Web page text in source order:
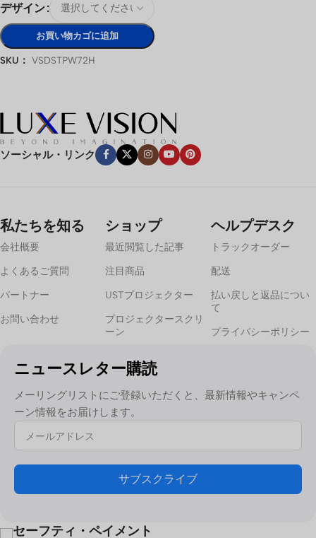
デザイン
お買い物カゴに追加
SKU： VSDSTPW72H
ソーシャル・リンク
私たちを知る
会社概要
よくあるご質問
パートナー
お問い合わせ
ショップ
最近閲覧した記事
注目商品
USTプロジェクター
プロジェクタースクリ
ーン
ヘルプデスク
トラックオーダー
配送
払い戻しと返品につい
て
プライバシーポリシー
ニュースレター購読
メーリングリストにご登録いただくと、最新情報やキャンペ
ーン情報をお届けします。
サブスクライブ
セーフティ・ペイメント